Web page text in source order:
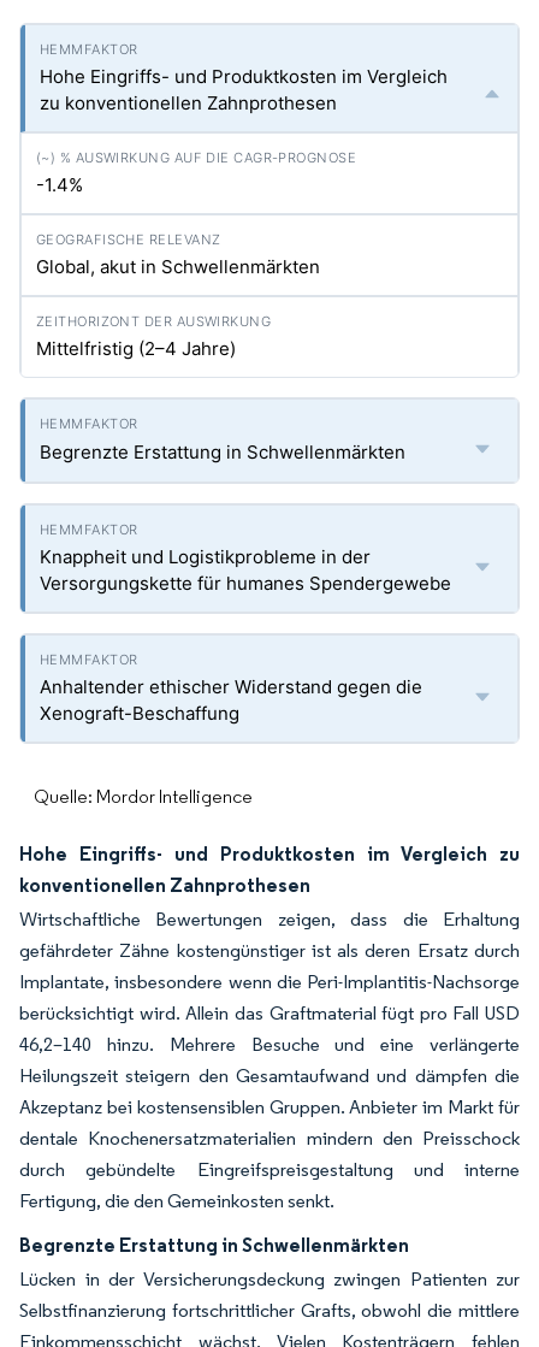
Hohe Eingriffs- und Produktkosten im Vergleich
zu konventionellen Zahnprothesen
-1.4%
Global, akut in Schwellenmärkten
Mittelfristig (2–4 Jahre)
Begrenzte Erstattung in Schwellenmärkten
Knappheit und Logistikprobleme in der
Versorgungskette für humanes Spendergewebe
Anhaltender ethischer Widerstand gegen die
Xenograft-Beschaffung
Quelle: Mordor Intelligence
Hohe Eingriffs- und Produktkosten im Vergleich zu
konventionellen Zahnprothesen
Wirtschaftliche Bewertungen zeigen, dass die Erhaltung
gefährdeter Zähne kostengünstiger ist als deren Ersatz durch
Implantate, insbesondere wenn die Peri-Implantitis-Nachsorge
berücksichtigt wird. Allein das Graftmaterial fügt pro Fall USD
46,2–140 hinzu. Mehrere Besuche und eine verlängerte
Heilungszeit steigern den Gesamtaufwand und dämpfen die
Akzeptanz bei kostensensiblen Gruppen. Anbieter im Markt für
dentale Knochenersatzmaterialien mindern den Preisschock
durch gebündelte Eingreifspreisgestaltung und interne
Fertigung, die den Gemeinkosten senkt.
Begrenzte Erstattung in Schwellenmärkten
Lücken in der Versicherungsdeckung zwingen Patienten zur
Selbstfinanzierung fortschrittlicher Grafts, obwohl die mittlere
Einkommensschicht wächst. Vielen Kostenträgern fehlen